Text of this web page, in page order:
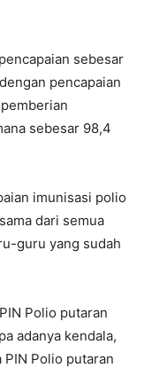
sebesar
pencapaian
sebesar 98,4
imunisasi polio
dari semua
guru yang sudah
Polio putaran
adanya kendala,
PIN Polio putaran